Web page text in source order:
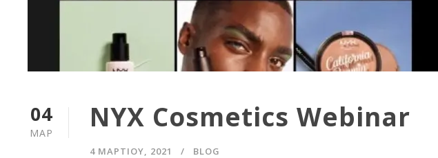
04
ΜΑΡ NYX Cosmetics Webinar
4 ΜΑΡΤΊΟΥ, 2021 BLOG